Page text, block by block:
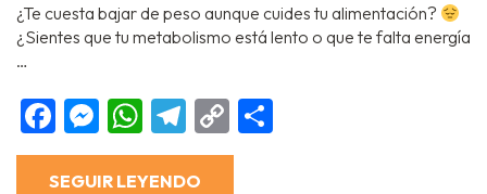
Café
Sculpt
¿Te cuesta bajar de peso aunque cuides tu alimentación?
¿Sientes que tu metabolismo está lento o que te falta energía
…
Facebook
Messenger
WhatsApp
Telegram
Copy
Link
SEGUIR LEYENDO